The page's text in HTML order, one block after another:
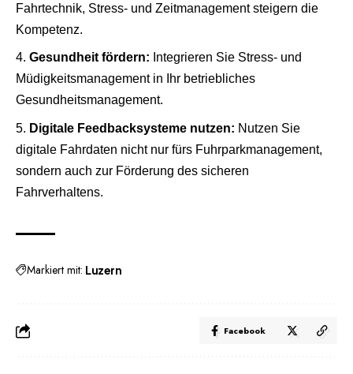
Fahrtechnik, Stress- und Zeitmanagement steigern die
Kompetenz.
Gesundheit fördern: Integrieren Sie Stress- und
Müdigkeitsmanagement in Ihr betriebliches
Gesundheitsmanagement.
Digitale Feedbacksysteme nutzen: Nutzen Sie
digitale Fahrdaten nicht nur fürs Fuhrparkmanagement,
sondern auch zur Förderung des sicheren
Fahrverhaltens.
Markiert mit: Luzern
Facebook